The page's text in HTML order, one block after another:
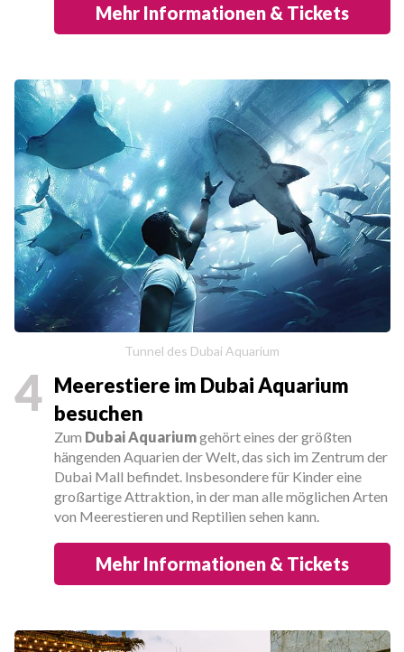
Mehr Informationen & Tickets
Tunnel des Dubai Aquarium
4 Meerestiere im Dubai Aquarium
besuchen
Zum Dubai Aquariumgehört eines der größten
hängenden Aquarien der Welt, das sich im Zentrum der
Dubai Mall befindet. Insbesondere für Kinder eine
großartige Attraktion, in der man alle möglichen Arten
von Meerestieren und Reptilien sehen kann.
Mehr Informationen & Tickets